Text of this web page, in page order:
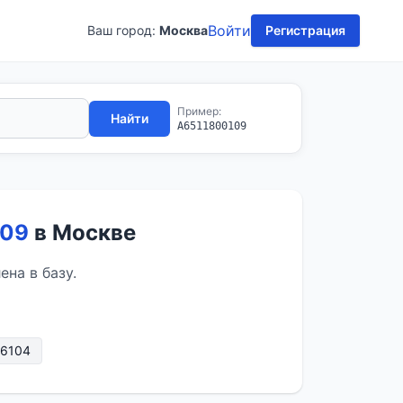
Ваш город: МоскваВойти Регистрация
Найти Пример:
A6511800109
в Москве
в базу.